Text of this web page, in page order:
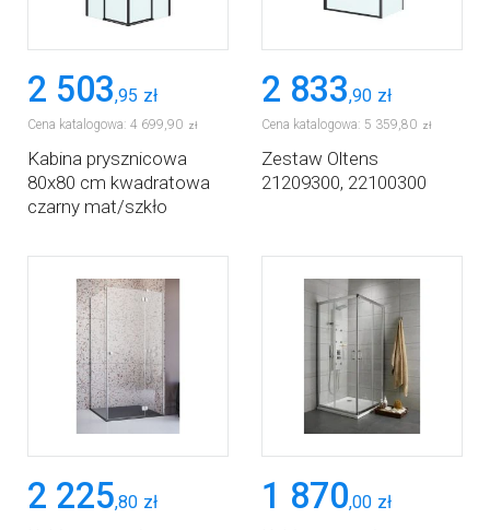
2 503,95 zł
Cena katalogowa: 4 699 90 zł
Kabina prysznicowa
80x80 cm kwadratowa
czarny mat/szkło
Oltens Breda
2 833,90 zł
Cena katalogowa: 5 359 80 zł
Zestaw Oltens
21209300, 22100300
2 225,80 zł 1 870,00 zł